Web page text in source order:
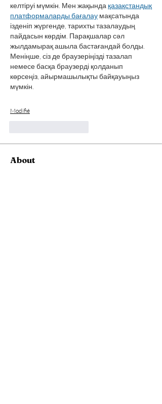
келтіруі мүмкін. Мен жақында қазақстандық
платформаларды бағалау мақсатында
ізденіп жүргенде, тарихты тазалаудың
пайдасын көрдім. Парақшалар сәл
жылдамырақ ашыла бастағандай болды.
Меніңше, сіз де браузеріңізді тазалап
немесе басқа браузерді қолданып
көрсеңіз, айырмашылықты байқауыңыз
мүмкін.
Modifié
About